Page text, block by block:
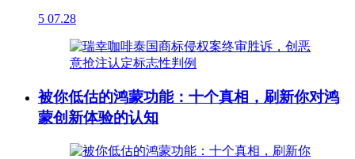
5 07.28
被你低估的鸿蒙功能：十个真相，刷新你对鸿
蒙创新体验的认知